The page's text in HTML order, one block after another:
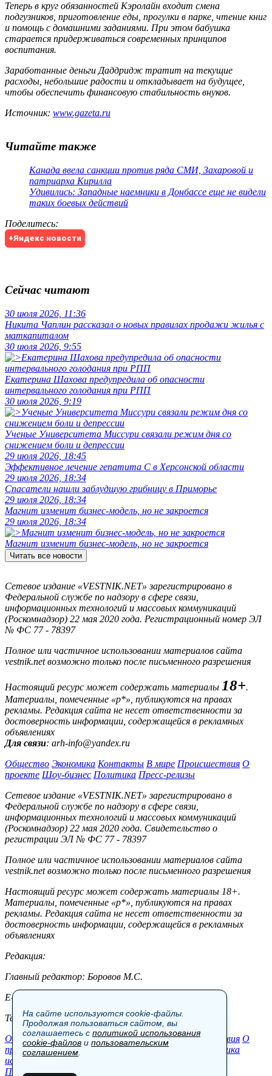
Теперь в круг обязанностей Кэролайн входит смена
подгузников, приготовление еды, прогулки в парке, чтение книг
и помощь с домашними заданиями. При этом бабушка
старается придерживаться современных принципов
воспитания.
Заработанные деньги Даддридж тратит на текущие
расходы, небольшие радости и откладывает на будущее,
чтобы обеспечить финансовую стабильность внуков.
Источник: www.gazeta.ru
Читайте также
Канада ввела санкции против ряда СМИ, Захаровой и
патриарха Кирилла
Удивились: Западные наемники в Донбассе еще не видели
таких боевых действий
Поделитесь:
+Яндекс новости
Сейчас читают
30 июля 2026, 11:36
Никита Чаплин рассказал о новых правилах продажи жилья с
маткапиталом
30 июля 2026, 9:55
Екатерина Шахова предупредила об опасности
интервального голодания при РПП
30 июля 2026, 9:19
Ученые Университета Миссури связали режим дня со
снижением боли и депрессии
29 июля 2026, 18:45
Эффективное лечение гепатита C в Херсонской области
29 июля 2026, 18:34
Спасатели нашли заблудшую грибницу в Приморье
29 июля 2026, 18:34
Магнит изменит бизнес-модель, но не закроется
29 июля 2026, 18:34
Магнит изменит бизнес-модель, но не закроется
Читать все новости
Сетевое издание «VESTNIK.NET» зарегистрировано в
Федеральной службе по надзору в сфере связи,
информационных технологий и массовых коммуникаций
(Роскомнадзор) 22 мая 2020 года. Регистрационный номер ЭЛ
№ ФС 77 - 78397
Полное или частичное использовании материалов сайта
vestnik.net возможно только после письменного разрешения
Настоящий ресурс может содержать материалы 18+.
Материалы, помеченные «р*», публикуются на правах
рекламы. Редакция сайта не несет ответственности за
достоверность информации, содержащейся в рекламных
объявлениях
Для связи: arh-info@yandex.ru
Общество Экономика Контакты В мире Происшествия О
проекте Шоу-бизнес Политика Пресс-релизы
Сетевое издание «VESTNIK.NET» зарегистрировано в
Федеральной службе по надзору в сфере связи,
информационных технологий и массовых коммуникаций
(Роскомнадзор) 22 мая 2020 года. Свидетельство о
регистрации ЭЛ № ФС 77 - 78397
Полное или частичное использовании материалов сайта
vestnik.net возможно только после письменного разрешения
Настоящий ресурс может содержать материалы 18+.
Материалы, помеченные «р*», публикуются на правах
рекламы. Редакция сайта не несет ответственности за
достоверность информации, содержащейся в рекламных
объявлениях
Редакция:
Главный редактор: Боровов М.С.
E-mail: site@vestnik.net, reb.msk@yandex.ru
Тел.: +7 (921) 720-00-97
Общество Экономика Контакты В мире Происшествия О
проекте Шоу-бизнес Политика Пресс-релизы
Политика
использования cookie-файлов
Пользовательское соглашение
На сайте используются cookie-файлы.
Продолжая пользоваться сайтом, вы
соглашаетесь с политикой использования
cookie-файлов и пользовательским
соглашением